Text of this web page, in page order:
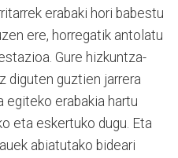
erabaki hori babestu
ere, horregatik antolatu
Gure hizkuntza-
diguten guztien jarrera
egiteko erabakia hartu
eta eskertuko dugu. Eta
abiatutako bideari